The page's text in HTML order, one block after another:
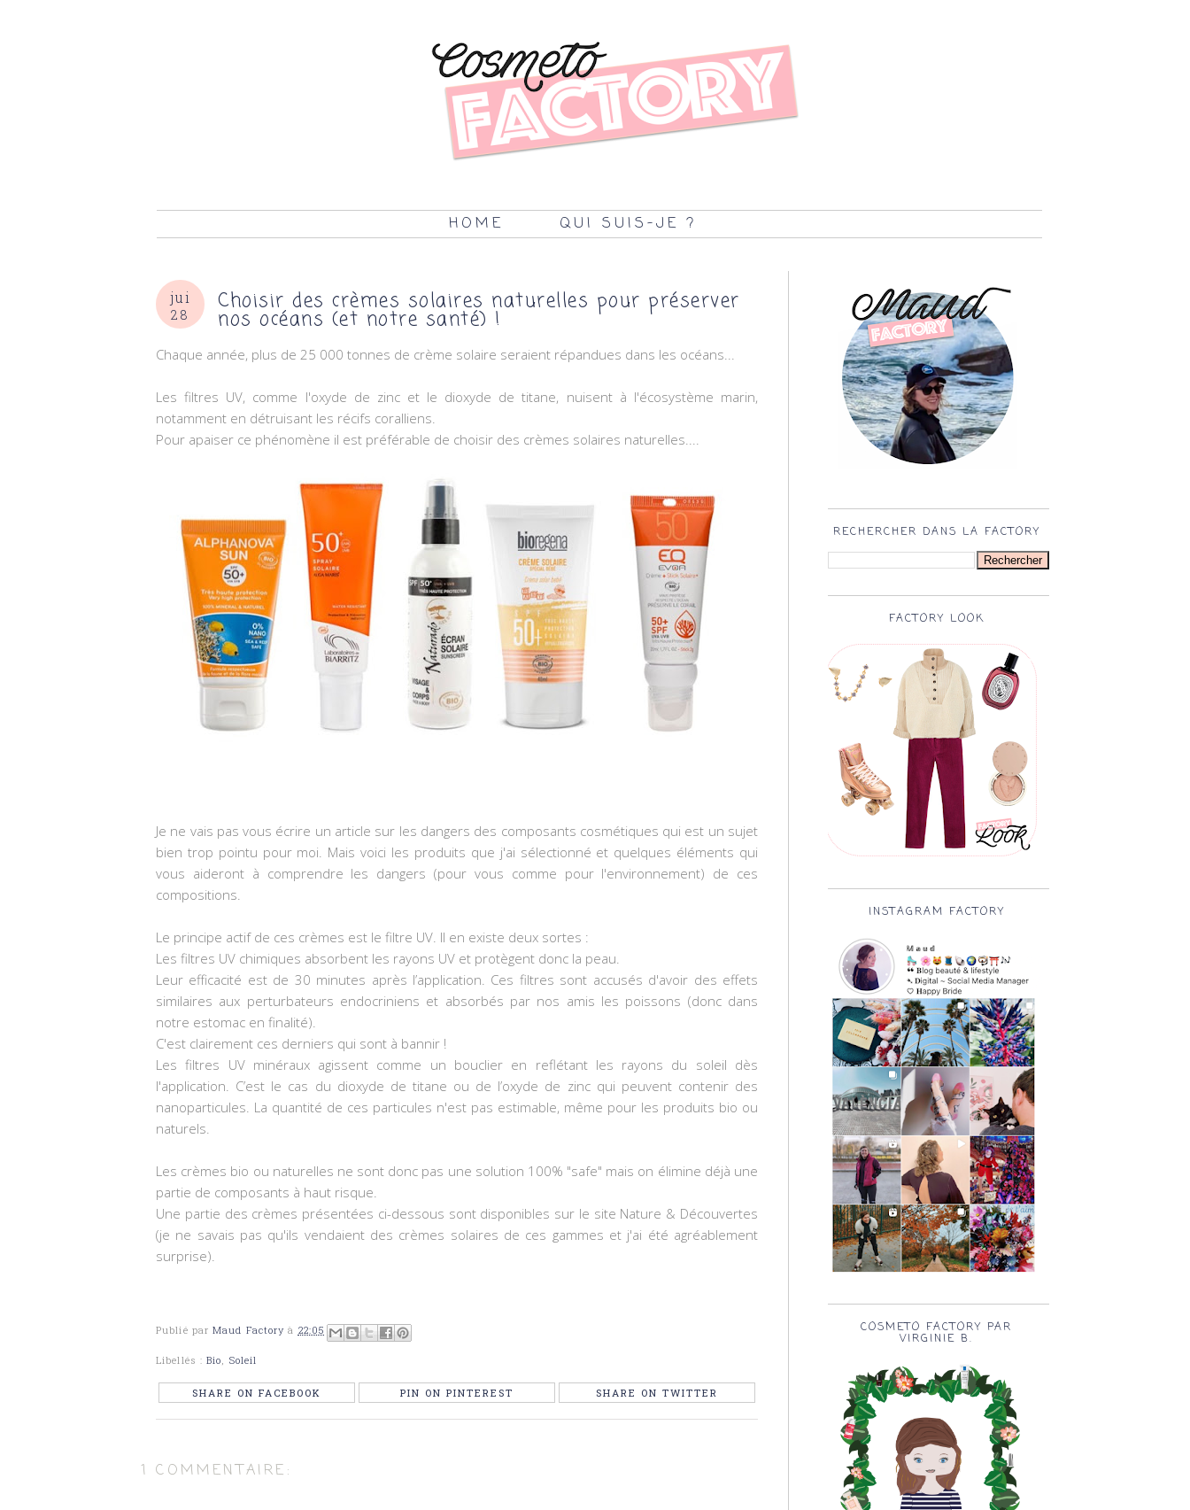
HOME QUI SUIS-JE ?
jui
28 Choisir des crèmes solaires naturelles pour préserver
nos océans (et notre santé) !
Chaque année, plus de 25 000 tonnes de crème solaire seraient répandues dans les océans...
Les filtres UV, comme l'oxyde de zinc et le dioxyde de titane, nuisent à l'écosystème marin,
notamment en détruisant les récifs coralliens.
Pour apaiser ce phénomène il est préférable de choisir des crèmes solaires naturelles....
Je ne vais pas vous écrire un article sur les dangers des composants cosmétiques qui est un sujet
bien trop pointu pour moi. Mais voici les produits que j'ai sélectionné et quelques éléments qui
vous aideront à comprendre les dangers (pour vous comme pour l'environnement) de ces
compositions.
Le principe actif de ces crèmes est le filtre UV. Il en existe deux sortes :
Les filtres UV chimiques absorbent les rayons UV et protègent donc la peau.
Leur efficacité est de 30 minutes après l’application. Ces filtres sont accusés d'avoir des effets
similaires aux perturbateurs endocriniens et absorbés par nos amis les poissons (donc dans
notre estomac en finalité).
C'est clairement ces derniers qui sont à bannir !
Les filtres UV minéraux agissent comme un bouclier en reflétant les rayons du soleil dès
l'application. C’est le cas du dioxyde de titane ou de l’oxyde de zinc qui peuvent contenir des
nanoparticules. La quantité de ces particules n'est pas estimable, même pour les produits bio ou
naturels.
Les crèmes bio ou naturelles ne sont donc pas une solution 100% "safe" mais on élimine déjà une
partie de composants à haut risque.
Une partie des crèmes présentées ci-dessous sont disponibles sur le site Nature & Découvertes
(je ne savais pas qu'ils vendaient des crèmes solaires de ces gammes et j'ai été agréablement
surprise).
Publié parMaud Factory à 22:05
Libellés :Bio Soleil
SHARE ON FACEBOOK PIN ON PINTEREST SHARE ON TWITTER
1 COMMENTAIRE:
RECHERCHER DANS LA FACTORY
FACTORY LOOK
INSTAGRAM FACTORY
COSMETO FACTORY PAR
VIRGINIE B.